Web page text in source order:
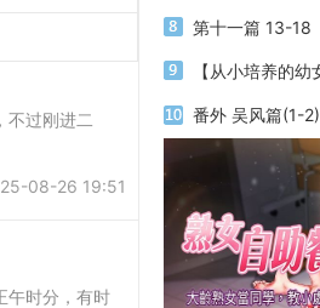
过刚进二
08-26 19:51
时分，有时
第十一篇 13-18
番外 吴风篇(1-2)